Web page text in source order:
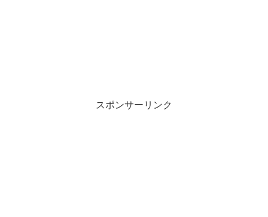
スポンサーリンク